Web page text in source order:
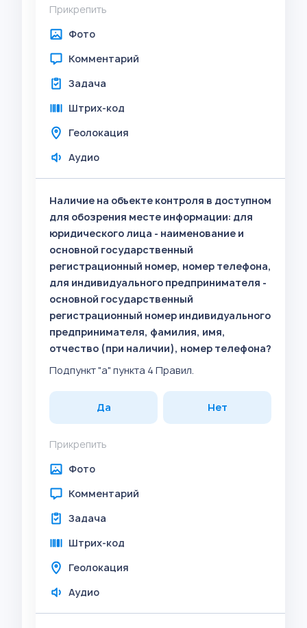
Прикрепить
Фото
Комментарий
Задача
Штрих-код
Геолокация
Аудио
Наличие на объекте контроля в доступном
для обозрения месте информации: для
юридического лица - наименование и
основной государственный
регистрационный номер, номер телефона,
для индивидуального предпринимателя -
основной государственный
регистрационный номер индивидуального
предпринимателя, фамилия, имя,
отчество (при наличии), номер телефона?
Подпункт "а" пункта 4 Правил.
Да Нет
Прикрепить
Фото
Комментарий
Задача
Штрих-код
Геолокация
Аудио